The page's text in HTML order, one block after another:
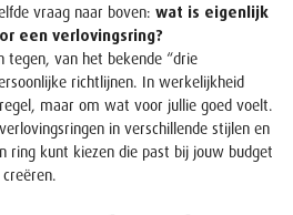
vraag naar boven: wat is eigenlijk
een verlovingsring?
tegen, van het bekende “drie
richtlijnen. In werkelijkheid
maar om wat voor jullie goed voelt.
in verschillende stijlen en
ring kunt kiezen die past bij jouw budget